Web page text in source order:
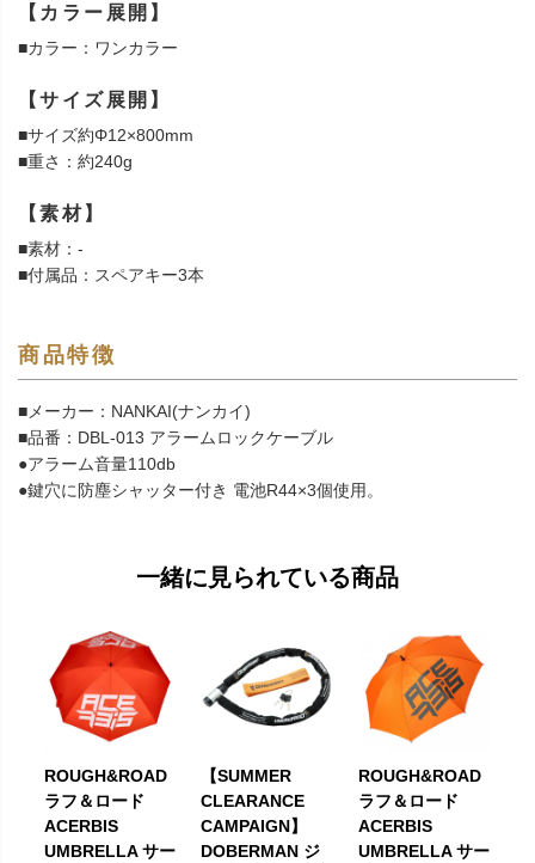
【カラー展開】
■カラー：ワンカラー
【サイズ展開】
■サイズ約Φ12×800mm
■重さ：約240g
【素材】
■素材：-
■付属品：スペアキー3本
商品特徴
■メーカー：NANKAI(ナンカイ)
■品番：DBL-013 アラームロックケーブル
●アラーム音量110db
●鍵穴に防塵シャッター付き 電池R44×3個使用。
一緒に見られている商品
ROUGH&ROAD
ラフ＆ロード
ACERBIS
UMBRELLA サー
【SUMMER
CLEARANCE
CAMPAIGN】
DOBERMAN ジ
ROUGH&ROAD
ラフ＆ロード
ACERBIS
UMBRELLA サー